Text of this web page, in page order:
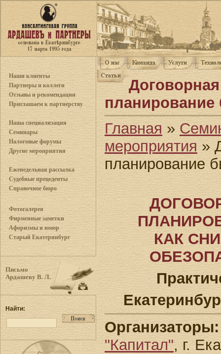
Наши клиенты
Партнеры и коллеги
Отзывы и рекомендации
Приглашаем к партнерству
Наша специализация
Семинары
Налоговые форумы
Другие мероприятия
Еженедельная рассылка
Судебные прецеденты
Справочное бюро
Фотогалерея
Фирменные заметки
Афоризмы и юмор
Старый Екатеринбург
Письмо
Ардашеву В. Л.
Найти:
планирование
Главная »
мероприятия»
планирование
КАК
Организаторы:
"Капитал", г.